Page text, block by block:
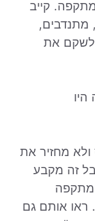
קייב
מתנדבים,
לשקם את
היו
מחזיר את
זה מקבע
ראו אותם גם